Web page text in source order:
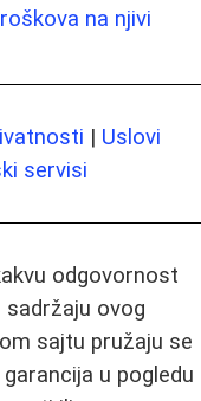
na njivi
| Uslovi
servisi
odgovornost
sadržaju ovog
sajtu pružaju se
u pogledu